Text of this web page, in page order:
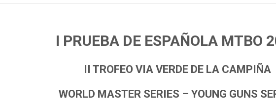
I PRUEBA DE ESPAÑOLA MTBO
II TROFEO VIA VERDE DE LA CAMPIÑA
WORLD MASTER SERIES – YOUNG GUNS